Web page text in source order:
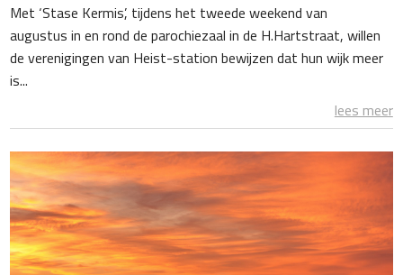
Met ‘Stase Kermis’, tijdens het tweede weekend van
augustus in en rond de parochiezaal in de H.Hartstraat, willen
de verenigingen van Heist-station bewijzen dat hun wijk meer
is...
lees meer